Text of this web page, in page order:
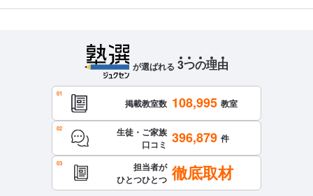
が選ばれる 3つの理由
掲載教室数 108,995 教室
生徒・ご家族
口コミ 396,879 件
担当者が
ひとつひとつ 徹底取材